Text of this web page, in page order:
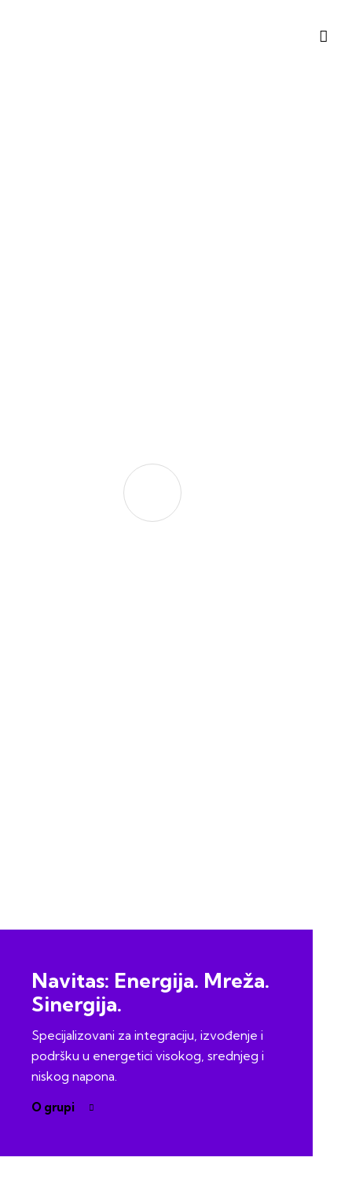
Navitas: Energija. Mreža.
Sinergija.
Specijalizovani za integraciju, izvođenje i
podršku u energetici visokog, srednjeg i
niskog napona.
O grupi